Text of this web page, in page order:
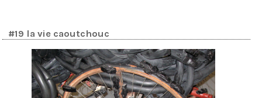
#19 la vie caoutchouc